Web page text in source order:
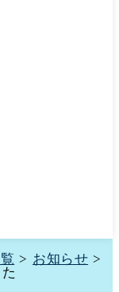
> お知らせ >